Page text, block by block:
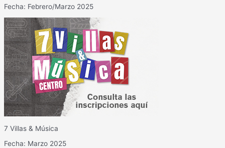
Fecha: Febrero/Marzo 2025
7 Villas & Música
Fecha: Marzo 2025